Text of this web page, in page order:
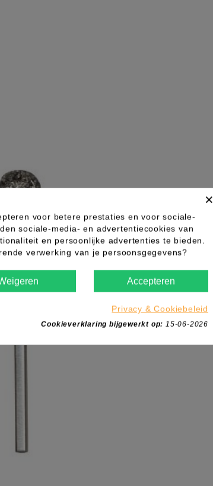
×
voor betere prestaties en voor sociale-
sociale-media- en advertentiecookies van
en persoonlijke advertenties te bieden.
verwerking van je persoonsgegevens?
Accepteren
Privacy & Cookiebeleid
Cookieverklaring bijgewerkt op: 15-06-2026